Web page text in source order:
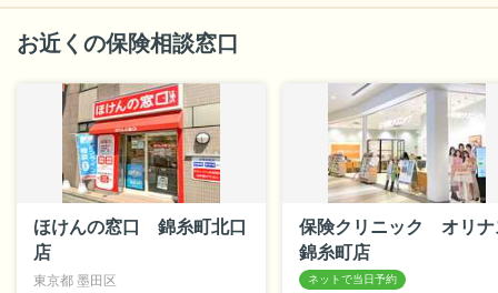
お近くの保険相談窓口
ほけんの窓口 錦糸町北口
店
東京都 墨田区
保険クリニック オリナ
錦糸町店